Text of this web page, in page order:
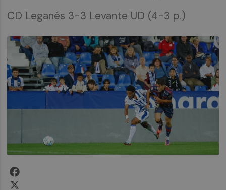
CD Leganés 3-3 Levante UD (4-3 p.)